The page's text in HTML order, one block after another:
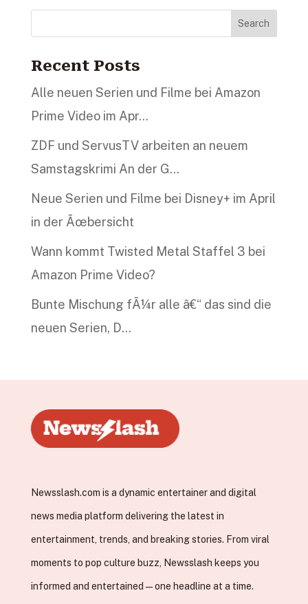
Search
Recent Posts
Alle neuen Serien und Filme bei Amazon
Prime Video im Apr…
ZDF und ServusTV arbeiten an neuem
Samstagskrimi An der G…
Neue Serien und Filme bei Disney+ im April
in der Ãœbersicht
Wann kommt Twisted Metal Staffel 3 bei
Amazon Prime Video?
Bunte Mischung fÃ¼r alle â€“ das sind die
neuen Serien, D…
Newsslash.com is a dynamic entertainer and digital
news media platform delivering the latest in
entertainment, trends, and breaking stories. From viral
moments to pop culture buzz, Newsslash keeps you
informed and entertained—one headline at a time.